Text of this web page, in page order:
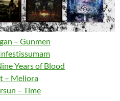
– Gunmen
Years of Blood
– Meliora
– Time